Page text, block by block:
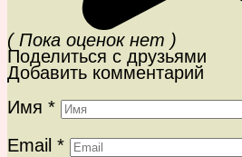
( Пока оценок нет )
Поделиться с друзьями
Добавить комментарий
Имя *
Email *